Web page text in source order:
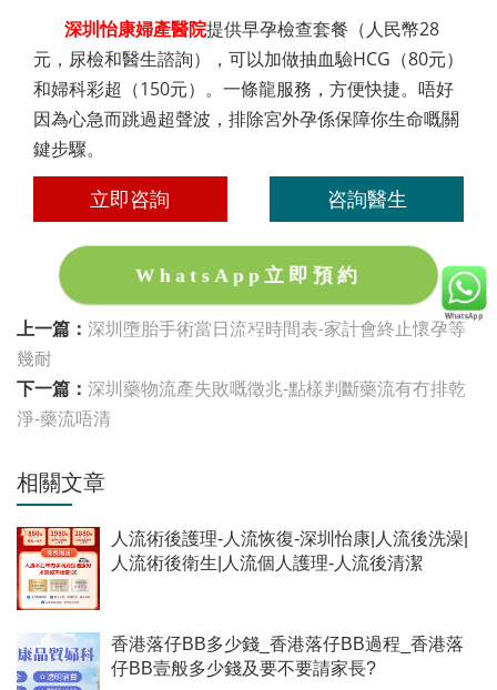
深圳怡康婦產醫院提供早孕檢查套餐（人民幣28
元，尿檢和醫生諮詢），可以加做抽血驗HCG（80元）
和婦科彩超（150元）。一條龍服務，方便快捷。唔好
因為心急而跳過超聲波，排除宮外孕係保障你生命嘅關
鍵步驟。
立即咨詢 咨詢醫生
WhatsApp立即預約
上一篇： 深圳墮胎手術當日流程時間表-家計會終止懷孕等
幾耐
下一篇： 深圳藥物流產失敗嘅徵兆-點樣判斷藥流有冇排乾
淨-藥流唔清
相關文章
人流術後護理-人流恢復-深圳怡康|人流後洗澡|
人流術後衛生|人流個人護理-人流後清潔
香港落仔BB多少錢_香港落仔BB過程_香港落
仔BB壹般多少錢及要不要請家長?